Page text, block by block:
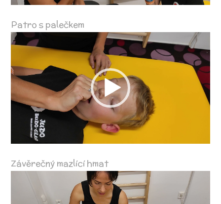
Patro s palečkem
Video
Závěrečný mazlící hmat
přehrávač